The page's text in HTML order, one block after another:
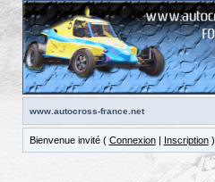
www.autocross-france.net
Bienvenue invité ( Connexion| Inscription)